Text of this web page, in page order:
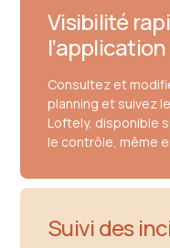
Visibilité
Consultez et
planning et suivez
Loftely, disponible
le contrôle, même
Suivi des